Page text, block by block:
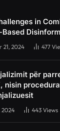
in
Based
21, 2024 477
për
nisin
2024 443 Views